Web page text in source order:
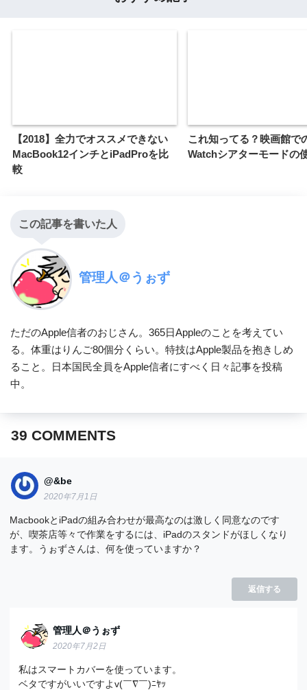
【2018】全力でオススメできない
MacBook12インチとiPadProを比
較
これ知ってる？映画館で
Watchシアターモードの
この記事を書いた人
管理人＠うぉず
ただのApple信者のおじさん。365日Appleのことを考えてい
る。体重はりんご80個分くらい。特技はApple製品を抱きしめ
ること。日本国民全員をApple信者にすべく日々記事を投稿
中。
39 COMMENTS
@&be
2020年7月1日
MacbookとiPadの組み合わせが最高なのは激しく同意なのです
が、喫茶店等々で作業をするには、iPadのスタンドがほしくなり
ます。うぉずさんは、何を使っていますか？
返信する
管理人＠うぉず
2020年7月2日
私はスマートカバーを使っています。
ベタですがいいですよv(￣∇￣)ﾆﾔｯ